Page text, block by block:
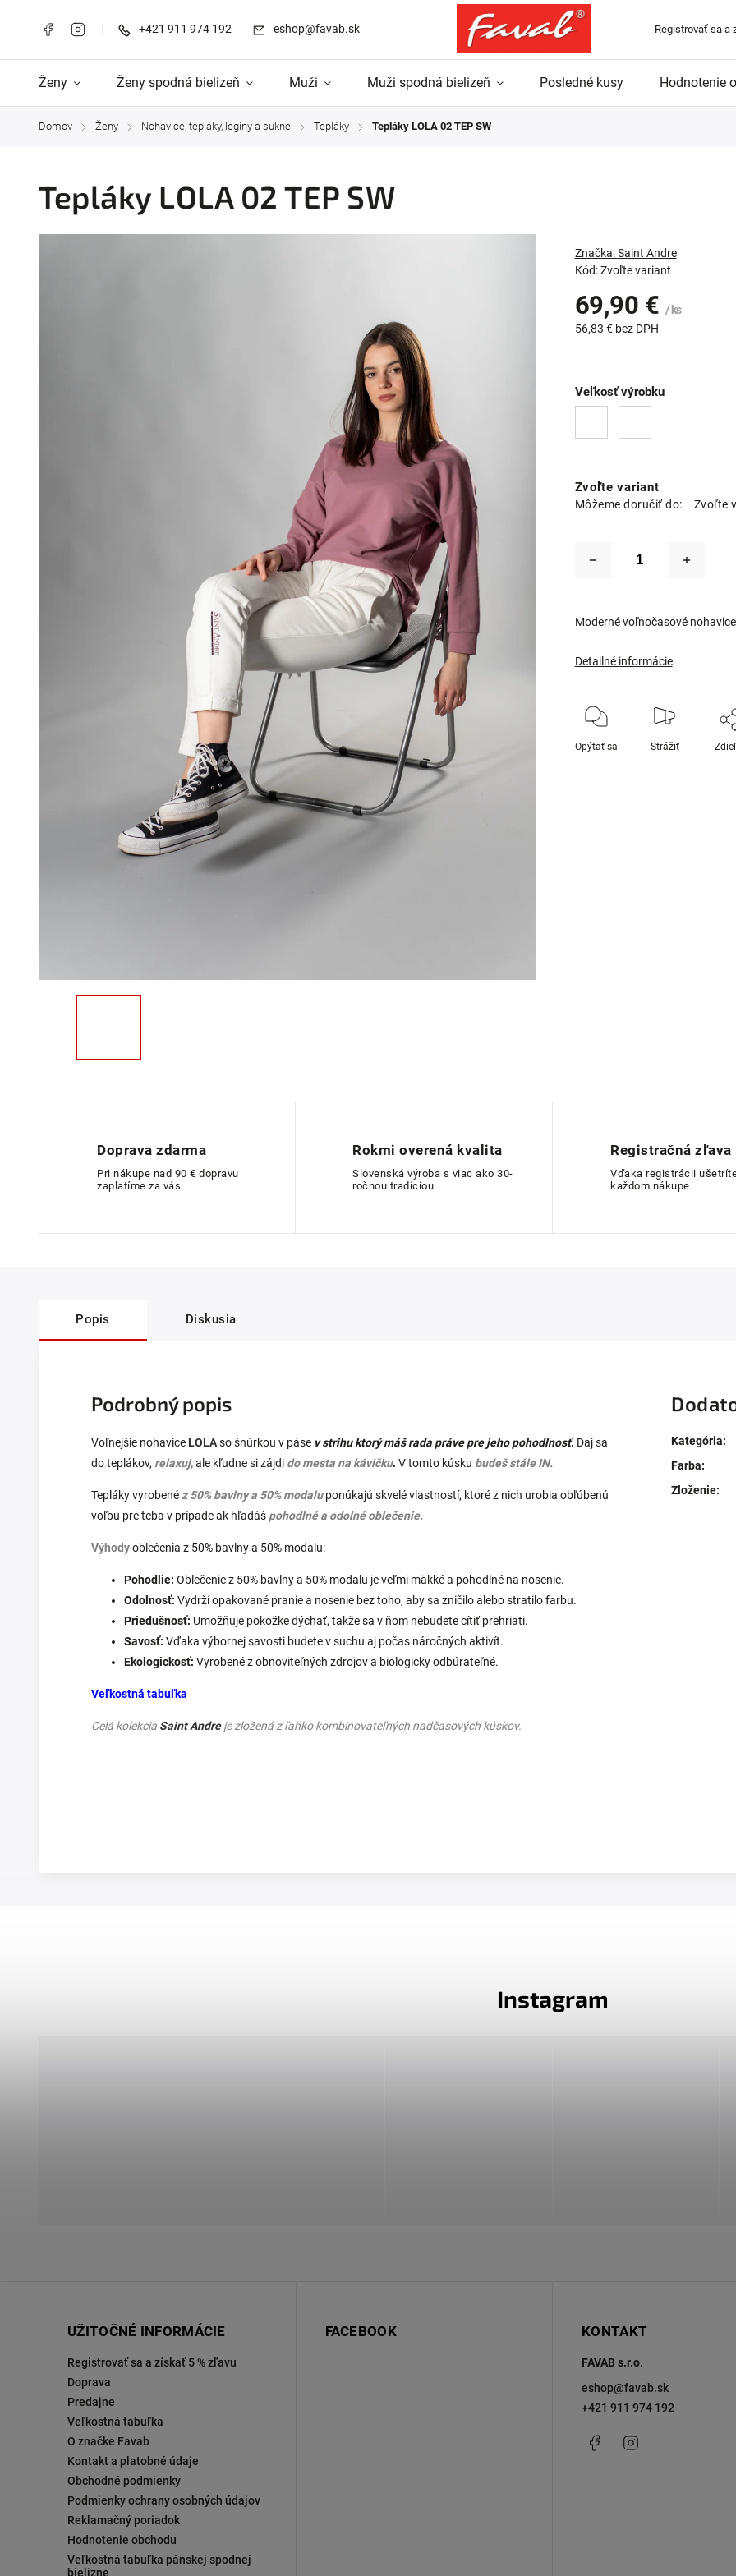
+421 911 974 192 eshop@favab.sk Registrovať sa a
Ženy Ženy spodná bielizeň Muži Muži spodná bielizeň Posledné kusy Hodnotenie
Domov / Ženy / Nohavice, tepláky, legíny a sukne / Tepláky / Tepláky LOLA 02 TEP SW
Tepláky LOLA 02 TEP SW
Kód: Zvoľte variant
Značka:Saint Andre
69,90 € / ks
56,83 € bez DPH
Zvoľte variant
Môžeme doručiť do: Zvoľte
Veľkosť výrobku
Moderné voľnočasové nohavice
Detailné informácie
Opýtať sa Strážiť
Doprava zdarma
Pri nákupe nad 90 € dopravu
zaplatíme za vás
Rokmi overená kvalita
Slovenská výroba s viac ako 30-
ročnou tradíciou
Registračná zľava
Vďaka registrácii
každom nákupe
Popis Diskusia
Podrobný popis
Voľnejšie nohavice LOLAso šnúrkou v páse v strihu ktorý máš rada práve pre jeho pohodlnosť. Daj sa
do teplákov, relaxuj,ale kľudne si zájdi do mesta na kávičku. V tomto kúsku budeš stále IN.
Tepláky vyrobenéz 50% bavlny a 50% modaluponúkajú skvelé vlastností, ktoré z nich urobia obľúbenú
voľbu pre teba v prípade ak hľadáš pohodlné a odolné oblečenie.
Výhodyoblečenia z 50% bavlny a 50% modalu:
Pohodlie: Oblečenie z 50% bavlny a 50% modalu je veľmi mäkké a pohodlné na nosenie.
Odolnosť: Vydrží opakované pranie a nosenie bez toho, aby sa zničilo alebo stratilo farbu.
Priedušnosť: Umožňuje pokožke dýchať, takže sa v ňom nebudete cítiť prehriati.
Savosť: Vďaka výbornej savosti budete v suchu aj počas náročných aktivít.
Ekologickosť: Vyrobené z obnoviteľných zdrojov a biologicky odbúrateľné.
Veľkostná tabuľka
Celá kolekcia Saint Andreje zložená z ľahko kombinovateľných nadčasových kúskov.
Kategória:
Farba:
Zloženie:
UŽITOČNÉ INFORMÁCIE
Registrovať sa a získať 5 % zľavu
Doprava
Predajne
Veľkostná tabuľka
O značke Favab
Kontakt a platobné údaje
Obchodné podmienky
Podmienky ochrany osobných údajov
Reklamačný poriadok
Hodnotenie obchodu
Veľkostná tabuľka pánskej spodnej
bielizne
FACEBOOK KONTAKT
FAVAB s.r.o.
eshop@favab.sk
+421 911 974 192
Facebook
Instagram